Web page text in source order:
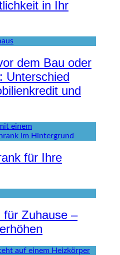
in Ihr
dem Bau oder
Unterschied
und
für Ihre
für Zuhause –